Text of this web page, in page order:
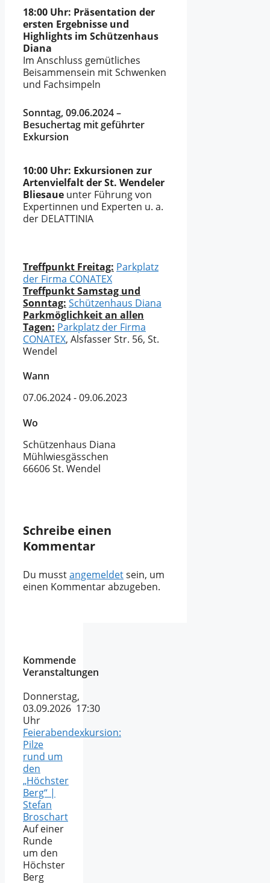
18:00 Uhr: Präsentation der
ersten Ergebnisse und
Highlights im Schützenhaus
Diana
Im Anschluss gemütliches
Beisammensein mit Schwenken
und Fachsimpeln
Sonntag, 09.06.2024 –
Besuchertag mit geführter
Exkursion
10:00 Uhr: Exkursionen zur
Artenvielfalt der St. Wendeler
Bliesaue unter Führung von
Expertinnen und Experten u. a.
der DELATTINIA
Treffpunkt Freitag: Parkplatz
der Firma CONATEX
Treffpunkt Samstag und
Sonntag: Schützenhaus Diana
Parkmöglichkeit an allen
Tagen: Parkplatz der Firma
CONATEX, Alsfasser Str. 56, St.
Wendel
Wann
07.06.2024 - 09.06.2023
Wo
Schützenhaus Diana
Mühlwiesgässchen
66606 St. Wendel
Schreibe einen
Kommentar
Du musstangemeldetsein, um
einen Kommentar abzugeben.
Kommende
Veranstaltungen
Donnerstag,
03.09.2026 17:30
Uhr
Feierabendexkursion:
Pilze
rund um
den
„Höchster
Berg“ |
Stefan
Broschart
Auf einer
Runde
um den
Höchster
Berg